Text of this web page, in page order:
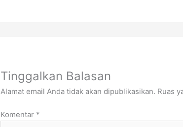
Tinggalkan Balasan
Alamat email Anda tidak akan dipublikasikan. Ruas
Komentar *